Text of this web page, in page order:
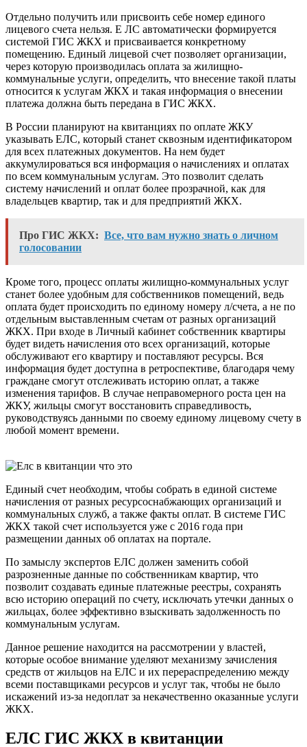
Отдельно получить или присвоить себе номер единого
лицевого счета нельзя. Е ЛС автоматически формируется
системой ГИС ЖКХ и присваивается конкретному
помещению. Единый лицевой счет позволяет организации,
через которую производилась оплата за жилищно-
коммунальные услуги, определить, что внесение такой платы
относится к услугам ЖКХ и такая информация о внесении
платежа должна быть передана в ГИС ЖКХ.
В России планируют на квитанциях по оплате ЖКУ
указывать ЕЛС, который станет сквозным идентификатором
для всех платежных документов. На нем будет
аккумулироваться вся информация о начислениях и оплатах
по всем коммунальным услугам. Это позволит сделать
систему начислений и оплат более прозрачной, как для
владельцев квартир, так и для предприятий ЖКХ.
Про ГИС ЖКХ: Все, что вам нужно знать о личном
голосовании
Кроме того, процесс оплаты жилищно-коммунальных услуг
станет более удобным для собственников помещений, ведь
оплата будет происходить по единому номеру л/счета, а не по
отдельным выставленным счетам от разных организаций
ЖКХ. При входе в Личный кабинет собственник квартиры
будет видеть начисления ото всех организаций, которые
обслуживают его квартиру и поставляют ресурсы. Вся
информация будет доступна в ретроспективе, благодаря чему
граждане смогут отслеживать историю оплат, а также
изменения тарифов. В случае неправомерного роста цен на
ЖКУ, жильцы смогут восстановить справедливость,
руководствуясь данными по своему единому лицевому счету в
любой момент времени.
Единый счет необходим, чтобы собрать в единой системе
начисления от разных ресурсоснабжающих организаций и
коммунальных служб, а также факты оплат. В системе ГИС
ЖКХ такой счет используется уже с 2016 года при
размещении данных об оплатах на портале.
По замыслу экспертов ЕЛС должен заменить собой
разрозненные данные по собственникам квартир, что
позволит создавать единые платежные реестры, сохранять
всю историю операций по счету, исключать утечки данных о
жильцах, более эффективно взыскивать задолженность по
коммунальным услугам.
Данное решение находится на рассмотрении у властей,
которые особое внимание уделяют механизму зачисления
средств от жильцов на ЕЛС и их перераспределению между
всеми поставщиками ресурсов и услуг так, чтобы не было
искажений из-за недоплат за некачественно оказанные услуги
ЖКХ.
ЕЛС ГИС ЖКХ в квитанции